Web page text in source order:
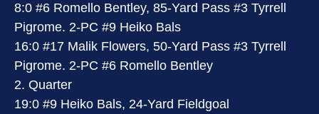
8:0 #6 Romello Bentley, 85-Yard Pass #3 Tyrrell
Pigrome. 2-PC #9 Heiko Bals
16:0 #17 Malik Flowers, 50-Yard Pass #3 Tyrrell
Pigrome. 2-PC #6 Romello Bentley
2. Quarter
19:0 #9 Heiko Bals, 24-Yard Fieldgoal